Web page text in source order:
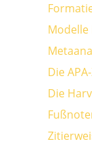
Modelle
Die
Die